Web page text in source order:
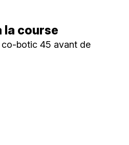
la course
co-botic 45 avant de